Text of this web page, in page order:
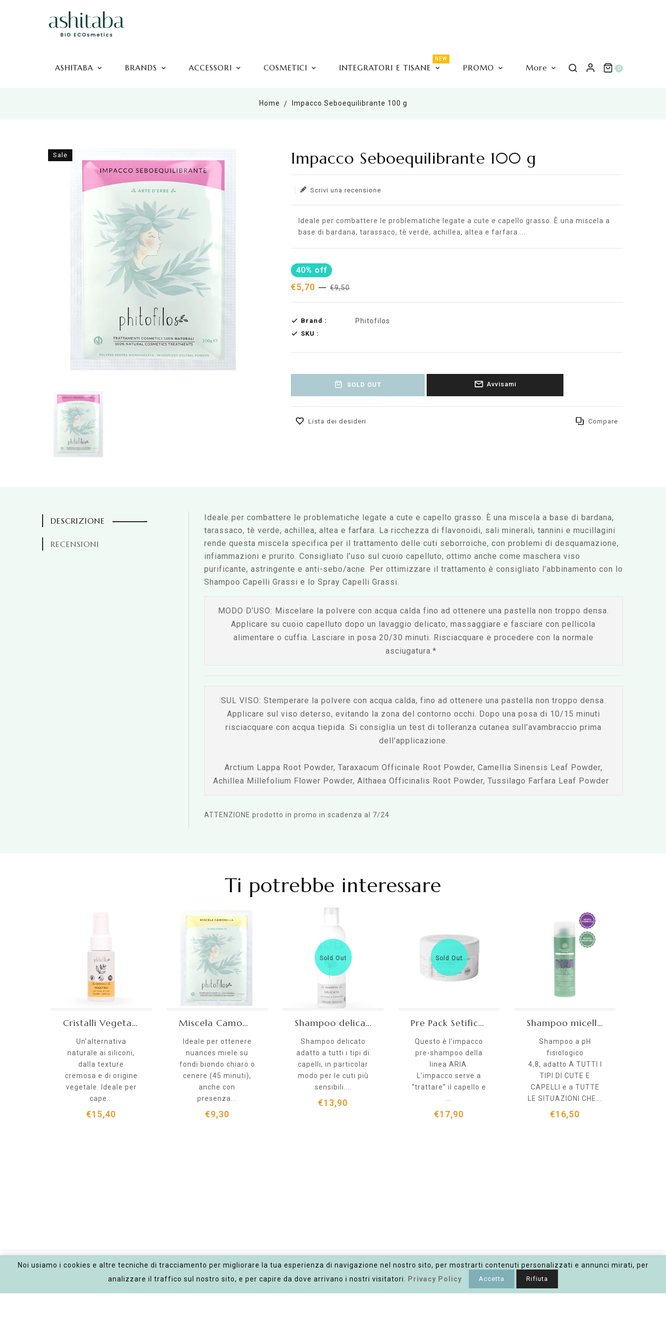
ASHITABA BRANDS ACCESSORI COSMETICI INTEGRATORI E TISANE
NEW
PROMO More 0
Home Impacco Seboequilibrante 100 g
Sale Impacco Seboequilibrante 100 g
Scrivi una recensione
Translation missing: en.products.product.loader_label
Ideale per combattere le problematiche legate a cute e capello grasso. È una miscela a
base di bardana, tarassaco, tè verde, achillea, altea e farfara....
40% off
€5,70 €9,50
Brand : Phitofilos
SKU :
SOLD OUT Avvisami
Lista dei desideri Compare
DESCRIZIONE
RECENSIONI
Ideale per combattere le problematiche legate a cute e capello grasso. È una miscela a base di bardana,
tarassaco, tè verde, achillea, altea e farfara. La ricchezza di flavonoidi, sali minerali, tannini e mucillagini
rende questa miscela specifica per il trattamento delle cuti seborroiche, con problemi di desquamazione,
infiammazioni e prurito. Consigliato l’uso sul cuoio capelluto, ottimo anche come maschera viso
purificante, astringente e anti-sebo/acne. Per ottimizzare il trattamento è consigliato l’abbinamento con lo
Shampoo Capelli Grassi e lo Spray Capelli Grassi.
MODO D’USO: Miscelare la polvere con acqua calda fino ad ottenere una pastella non troppo densa.
Applicare su cuoio capelluto dopo un lavaggio delicato, massaggiare e fasciare con pellicola
alimentare o cuffia. Lasciare in posa 20/30 minuti. Risciacquare e procedere con la normale
asciugatura.*
SUL VISO: Stemperare la polvere con acqua calda, fino ad ottenere una pastella non troppo densa.
Applicare sul viso deterso, evitando la zona del contorno occhi. Dopo una posa di 10/15 minuti
risciacquare con acqua tiepida. Si consiglia un test di tolleranza cutanea sull’avambraccio prima
dell’applicazione.
Arctium Lappa Root Powder, Taraxacum Officinale Root Powder, Camellia Sinensis Leaf Powder,
Achillea Millefolium Flower Powder, Althaea Officinalis Root Powder, Tussilago Farfara Leaf Powder
ATTENZIONE prodotto in promo in scadenza al 7/24
Ti potrebbe interessare
Cristalli Vegetali 50 ml
Un’alternativa
naturale ai siliconi,
dalla texture
cremosa e di origine
vegetale. Ideale per
cape...
€15,40
Miscela Camomilla tinta naturale 100 g
Ideale per ottenere
nuances miele su
fondi biondo chiaro o
cenere (45 minuti),
anche con
presenza...
€9,30
Sold Out
Shampoo delicato 250 ml
Shampoo delicato
adatto a tutti i tipi di
capelli, in particolar
modo per le cuti più
sensibili....
€13,90
Sold Out
Pre Pack Setificante - linea Aria 200ML
Questo è l’impacco
pre-shampoo della
linea ARIA.
L’impacco serve a
“trattare” il capello e
€17,90
Shampoo micellare per Cute Sensibile e Lavaggi frequenti
Shampoo a pH
fisiologico
4,8, adatto A TUTTI I
TIPI DI CUTE E
CAPELLI e a TUTTE
LE SITUAZIONI CHE...
€16,50
Impacco Seboequilibrante 100
€5,70
Noi usiamo i cookies e altre tecniche di tracciamento per migliorare la tua esperienza di navigazione nel nostro sito, per mostrarti contenuti personalizzati e annunci mirati, per
analizzare il traffico sul nostro sito, e per capire da dove arrivano i nostri visitatori.
Privacy Policy Accetta Rifiuta